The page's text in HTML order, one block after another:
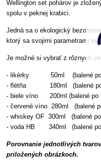
Wellington set pohárov je
spolu v peknej krabici.
Jedná sa o ekologický
ktorý sa svojimi parametrami
Je možné si vybrať z rôznych
- likérky 50ml (balené po
- flétňa 180ml (balené po
- biele víno 200ml (balené po
- červené víno 280ml(balené
- whiskey OF 300ml (balené
- voda HB 340ml (balené po
Porovnanie jednotlivých
priložených obrázkoch.